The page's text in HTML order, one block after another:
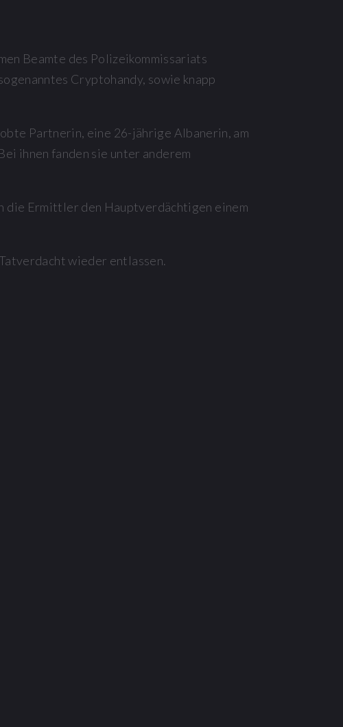
Beamte des Polizeikommissariats
Cryptohandy, sowie knapp
Partnerin, eine 26-jährige Albanerin, am
ihnen fanden sie unter anderem
die Ermittler den Hauptverdächtigen einem
wieder entlassen.